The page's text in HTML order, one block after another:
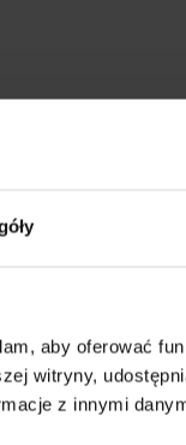
aby oferować
witryny,
z innymi
Okna